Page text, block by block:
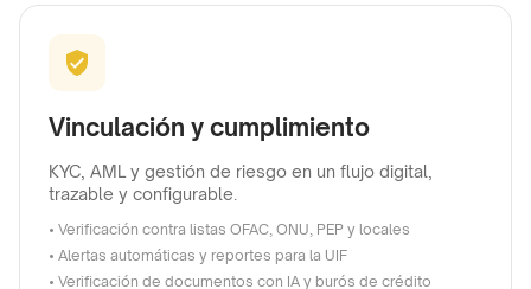
Vinculación y cumplimiento
KYC, AML y gestión de riesgo en un flujo digital,
trazable y configurable.
• Verificación contra listas OFAC, ONU, PEP y locales
• Alertas automáticas y reportes para la UIF
• Verificación de documentos con IA y burós de crédito